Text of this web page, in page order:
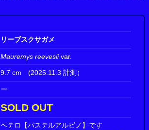
リーブスクサガメ
Mauremys reevesiivar.
9.7 cm (2025.11.3 計測）
ー
SOLD OUT
ヘテロ【パステルアルビノ】です